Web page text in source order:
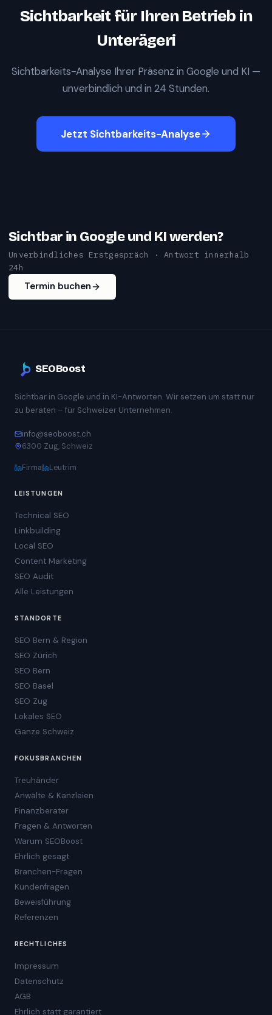
Sichtbarkeit für Ihren Betrieb in
Unterägeri
Sichtbarkeits-Analyse Ihrer Präsenz in Google und KI —
unverbindlich und in 24 Stunden.
Jetzt Sichtbarkeits-Analyse
Sichtbar in Google und KI werden?
Unverbindliches Erstgespräch · Antwort innerhalb
24h
Termin buchen
SEOBoost
Sichtbar in Google und in KI-Antworten. Wir setzen um statt nur
zu beraten – für Schweizer Unternehmen.
info@seoboost.ch
6300 Zug, Schweiz
Firma Leutrim
LEISTUNGEN
Technical SEO
Linkbuilding
Local SEO
Content Marketing
SEO Audit
Alle Leistungen
STANDORTE
SEO Bern & Region
SEO Zürich
SEO Bern
SEO Basel
SEO Zug
Lokales SEO
Ganze Schweiz
FOKUSBRANCHEN
Treuhänder
Anwälte & Kanzleien
Finanzberater
Fragen & Antworten
Warum SEOBoost
Ehrlich gesagt
Branchen-Fragen
Kundenfragen
Beweisführung
Referenzen
RECHTLICHES
Impressum
Datenschutz
AGB
Ehrlich statt garantiert